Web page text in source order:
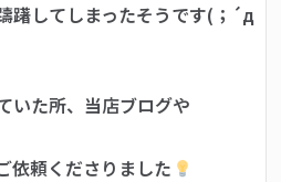
躇してしまったそうです(；´д
いた所、当店ブログや
依頼くださりました